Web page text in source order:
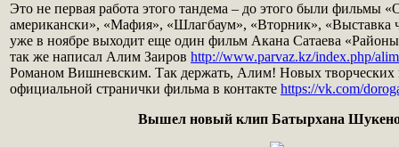
Это не первая работа этого тандема – до этого были фильмы
американски», «Мафия», «Шлагбаум», «Вторник», «Выставка
уже в ноябре выходит еще один фильм Акана Сатаева
так же написал Алим Заиров http://www.parvaz.kz/index.php/
Романом Вишневским. Так держать, Алим! Новых
официальной странички фильма в контакте https://vk.com/
Вышел новый клип Батырхана